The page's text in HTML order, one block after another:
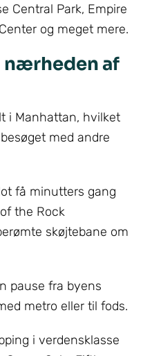
Central Park, Empire
og meget mere.
af
i Manhattan, hvilket
med andre
få minutters gang
the Rock
skøjtebane om
pause fra byens
metro eller til fods.
i verdensklasse